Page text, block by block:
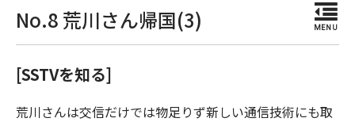
No.8 荒川さん帰国(3) MENU
[SSTVを知る]
荒川さんは交信だけでは物足りず新しい通信技術にも取